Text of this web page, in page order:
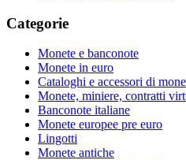
Categorie
Monete e banconote
Monete in euro
Cataloghi e accessori di
Monete, miniere, contratti
Banconote italiane
Monete europee pre euro
Lingotti
Monete antiche